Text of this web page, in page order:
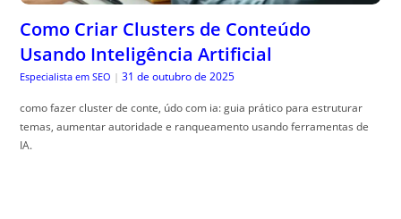
Como Criar Clusters de Conteúdo
Usando Inteligência Artificial
Especialista em SEO | 31 de outubro de 2025
como fazer cluster de conte, údo com ia: guia prático para estruturar
temas, aumentar autoridade e ranqueamento usando ferramentas de
IA.